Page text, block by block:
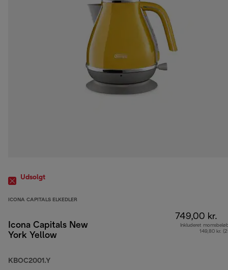
Udsolgt
ICONA CAPITALS ELKEDLER
Icona Capitals New
York Yellow
KBOC2001.Y
749,00 kr.
Inkluderet
149,80 kr.